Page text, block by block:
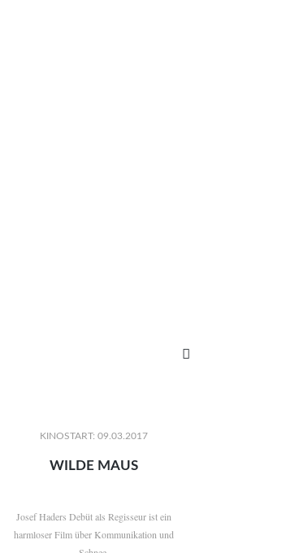

KINOSTART: 09.03.2017
WILDE MAUS
Josef Haders Debüt als Regisseur ist ein
harmloser Film über Kommunikation und